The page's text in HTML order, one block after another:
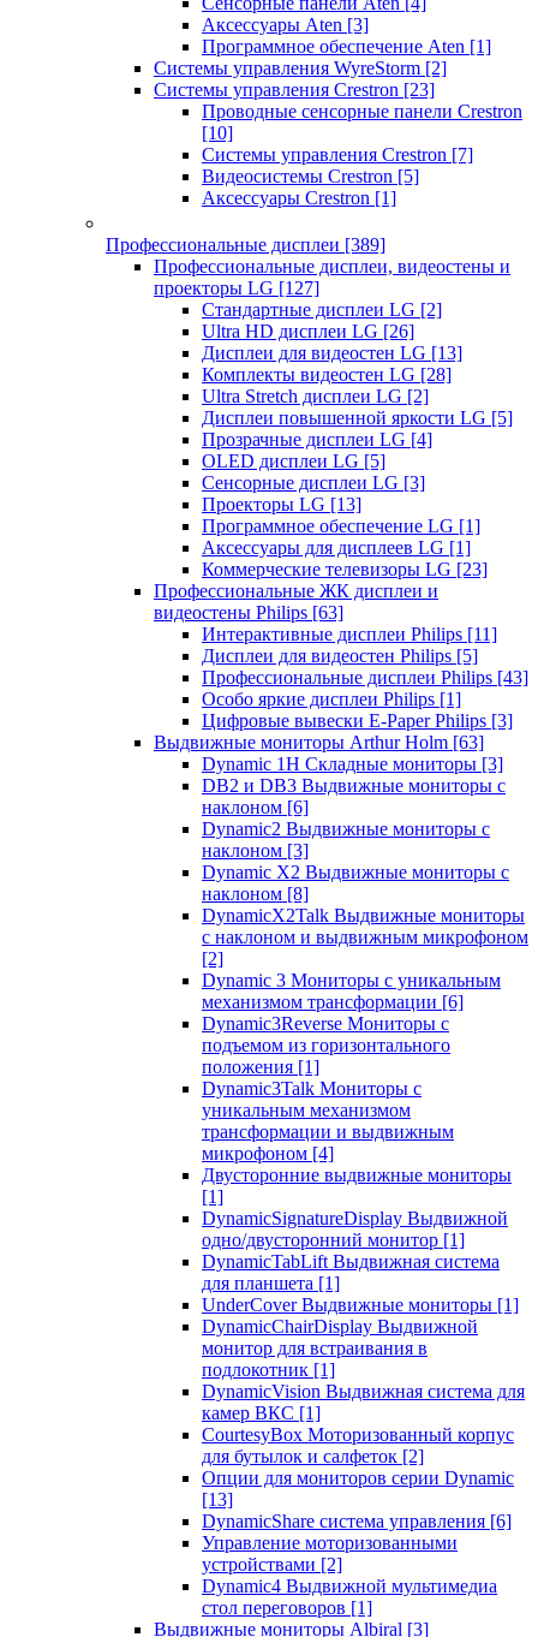
Аксессуары Aten [3]
Программное обеспечение Aten [1]
Системы управления WyreStorm [2]
Системы управления Crestron [23]
Проводные сенсорные панели Crestron
[10]
Системы управления Crestron [7]
Видеосистемы Crestron [5]
Аксессуары Crestron [1]
Профессиональные дисплеи [389]
Профессиональные дисплеи, видеостены и
проекторы LG [127]
Стандартные дисплеи LG [2]
Ultra HD дисплеи LG [26]
Дисплеи для видеостен LG [13]
Комплекты видеостен LG [28]
Ultra Stretch дисплеи LG [2]
Дисплеи повышенной яркости LG [5]
Прозрачные дисплеи LG [4]
OLED дисплеи LG [5]
Сенсорные дисплеи LG [3]
Проекторы LG [13]
Программное обеспечение LG [1]
Аксессуары для дисплеев LG [1]
Коммерческие телевизоры LG [23]
Профессиональные ЖК дисплеи и
видеостены Philips [63]
Интерактивные дисплеи Philips [11]
Дисплеи для видеостен Philips [5]
Профессиональные дисплеи Philips [43]
Особо яркие дисплеи Philips [1]
Цифровые вывески E-Paper Philips [3]
Выдвижные мониторы Arthur Holm [63]
Dynamic 1Н Складные мониторы [3]
DB2 и DB3 Выдвижные мониторы с
наклоном [6]
Dynamic2 Выдвижные мониторы с
наклоном [3]
Dynamic X2 Выдвижные мониторы с
наклоном [8]
DynamicX2Talk Выдвижные мониторы
с наклоном и выдвижным микрофоном
[2]
Dynamic 3 Мониторы с уникальным
механизмом трансформации [6]
Dynamic3Reverse Мониторы с
подъемом из горизонтального
положения [1]
Dynamic3Talk Мониторы с
уникальным механизмом
трансформации и выдвижным
микрофоном [4]
Двусторонние выдвижные мониторы
[1]
DynamicSignatureDisplay Выдвижной
одно/двусторонний монитор [1]
DynamicTabLift Выдвижная система
для планшета [1]
UnderCover Выдвижные мониторы [1]
DynamicChairDisplay Выдвижной
монитор для встраивания в
подлокотник [1]
DynamicVision Выдвижная система для
камер ВКС [1]
CourtesyBox Моторизованный корпус
для бутылок и салфеток [2]
Опции для мониторов серии Dynamic
[13]
DynamicShare система управления [6]
Управление моторизованными
устройствами [2]
Dynamic4 Выдвижной мультимедиа
стол переговоров [1]
Выдвижные мониторы Albiral [3]